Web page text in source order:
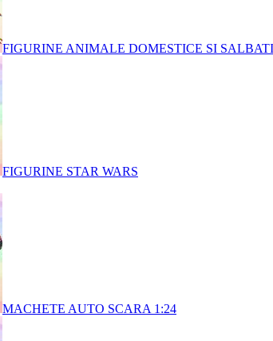
FIGURINE ANIMALE DOMESTICE SI
FIGURINE STAR WARS
MACHETE AUTO SCARA 1:24